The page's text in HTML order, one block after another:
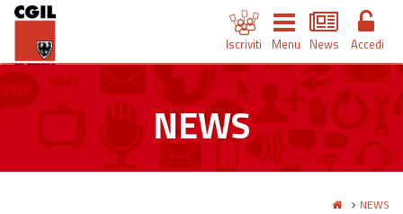
Iscriviti Menu News Accedi
NEWS
NEWS